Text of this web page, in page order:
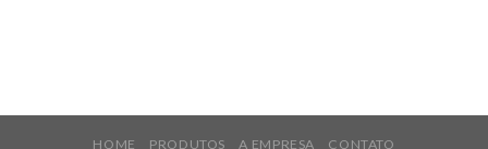
HOME PRODUTOS A EMPRESA CONTATO